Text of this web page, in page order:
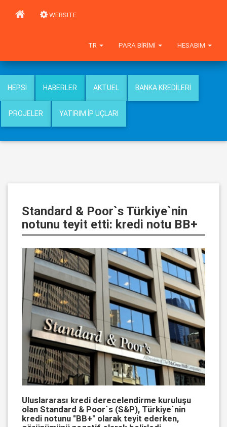
WEBSITE
HESABIM
PARA BIRIMI
TR
HEPSI HABERLER AKTUEL BANKA KREDILERI
PROJELER YATIRIM İP UÇLARI
Standard & Poor`s Türkiye`nin
notunu teyit etti: kredi notu BB+
Uluslararası kredi derecelendirme kuruluşu
olan Standard & Poor`s (S&P), Türkiye`nin
kredi notunu "BB+" olarak teyit ederken,